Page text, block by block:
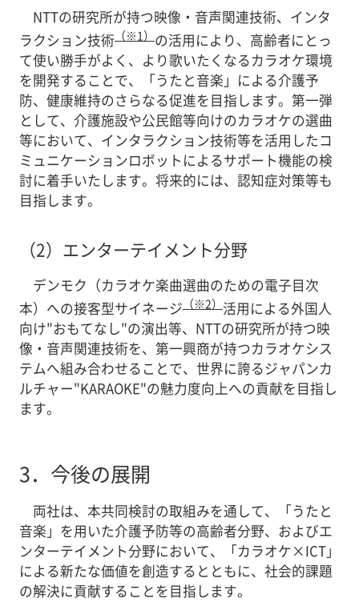
NTTの研究所が持つ映像・音声関連技術、インタ
ラクション技術 （※1） の活用により、高齢者にとっ
て使い勝手がよく、より歌いたくなるカラオケ環境
を開発することで、「うたと音楽」による介護予
防、健康維持のさらなる促進を目指します。第一弾
として、介護施設や公民館等向けのカラオケの選曲
等において、インタラクション技術等を活用したコ
ミュニケーションロボットによるサポート機能の検
討に着手いたします。将来的には、認知症対策等も
目指します。
（2） エンターテイメント分野
デンモク（カラオケ楽曲選曲のための電子目次
本）への接客型サイネージ （※2） 活用による外国人
向け"おもてなし"の演出等、NTTの研究所が持つ映
像・音声関連技術を、第一興商が持つカラオケシス
テムへ組み合わせることで、世界に誇るジャパンカ
ルチャー"KARAOKE"の魅力度向上への貢献を目指し
ます。
3． 今後の展開
両社は、本共同検討の取組みを通して、「うたと
音楽」を用いた介護予防等の高齢者分野、およびエ
ンターテイメント分野において、「カラオケ×ICT」
による新たな価値を創造するとともに、社会的課題
の解決に貢献することを目指します。